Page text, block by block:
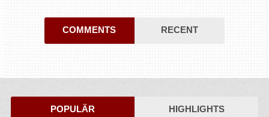
COMMENTS RECENT
POPULÄR HIGHLIGHTS